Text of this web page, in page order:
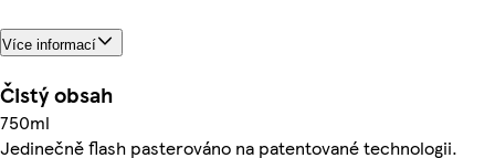
Více informací
Čistý obsah
750ml
Jedinečně flash pasterováno na patentované technologii.